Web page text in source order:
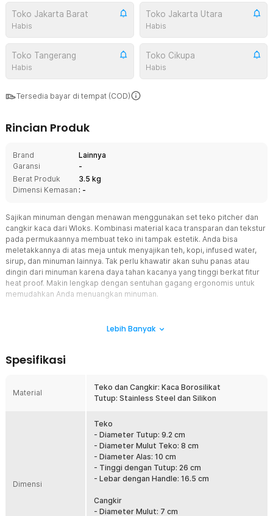
Toko Jakarta Barat
Habis
Toko Jakarta Utara
Habis
Toko Tangerang
Habis
Toko Cikupa
Habis
Tersedia bayar di tempat (COD)
Rincian Produk
Brand
Lainnya
Garansi
-
Berat Produk
3.5 kg
Dimensi Kemasan : -
Sajikan minuman dengan menawan menggunakan set teko pitcher dan
cangkir kaca dari Wloks. Kombinasi material kaca transparan dan tekstur
pada permukaannya membuat teko ini tampak estetik. Anda bisa
meletakkannya di atas meja untuk menyajikan teh, kopi, infused water,
sirup, dan minuman lainnya. Tak perlu khawatir akan suhu panas atau
dingin dari minuman karena daya tahan kacanya yang tinggi berkat fitur
heat proof. Makin lengkap dengan sentuhan gagang ergonomis untuk
memudahkan Anda menuangkan minuman.
menikmati minuman. Bagaimana tidak, set teko pitcher dan cangkir
modern. Belum lagi bentuk sederhana dan tekstur berpola yang
membuatnya tampak elegan sekaligus estetik.
Kaca borosilikat digunakan sebagai material utama agar teko
pitcher kaca mampu menahan suhu panas dan dingin. Anda pun
tidak perlu khawatir saat ingin menyajikan teh panas, kopi, sirup
dingin, dan berbagai jenis minuman lainnya. Teko ini juga dapat
dipanaskan langsung menggunakan kompor api ataupun listrik.
Perlu diperhatikan agar mengisi air terlebih dahulu sebelum
memanaskan teko, jika teko dalam keadaan kosong saat
pemanasan maka dapat menyebabkan kaca retak.
Lebih Banyak
Spesifikasi
Material
Teko dan Cangkir: Kaca Borosilikat
Tutup: Stainless Steel dan Silikon
Dimensi
Teko
- Diameter Tutup: 9.2 cm
- Diameter Mulut Teko: 8 cm
- Diameter Alas: 10 cm
- Tinggi dengan Tutup: 26 cm
- Lebar dengan Handle: 16.5 cm
Cangkir
- Diameter Mulut: 7 cm